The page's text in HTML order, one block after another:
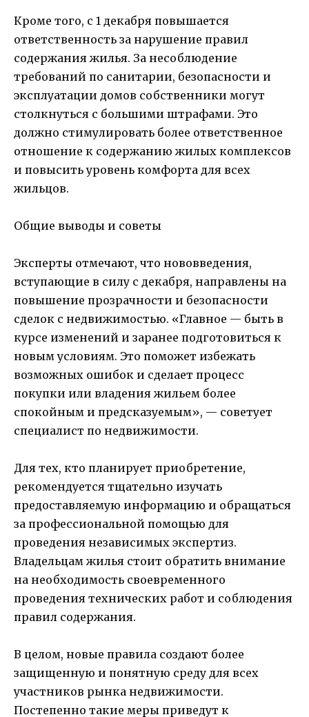
Кроме того, с 1 декабря повышается
ответственность за нарушение правил
содержания жилья. За несоблюдение
требований по санитарии, безопасности и
эксплуатации домов собственники могут
столкнуться с большими штрафами. Это
должно стимулировать более ответственное
отношение к содержанию жилых комплексов
и повысить уровень комфорта для всех
жильцов.
Общие выводы и советы
Эксперты отмечают, что нововведения,
вступающие в силу с декабря, направлены на
повышение прозрачности и безопасности
сделок с недвижимостью. «Главное — быть в
курсе изменений и заранее подготовиться к
новым условиям. Это поможет избежать
возможных ошибок и сделает процесс
покупки или владения жильем более
спокойным и предсказуемым», — советует
специалист по недвижимости.
Для тех, кто планирует приобретение,
рекомендуется тщательно изучать
предоставляемую информацию и обращаться
за профессиональной помощью для
проведения независимых экспертиз.
Владельцам жилья стоит обратить внимание
на необходимость своевременного
проведения технических работ и соблюдения
правил содержания.
В целом, новые правила создают более
защищенную и понятную среду для всех
участников рынка недвижимости.
Постепенно такие меры приведут к